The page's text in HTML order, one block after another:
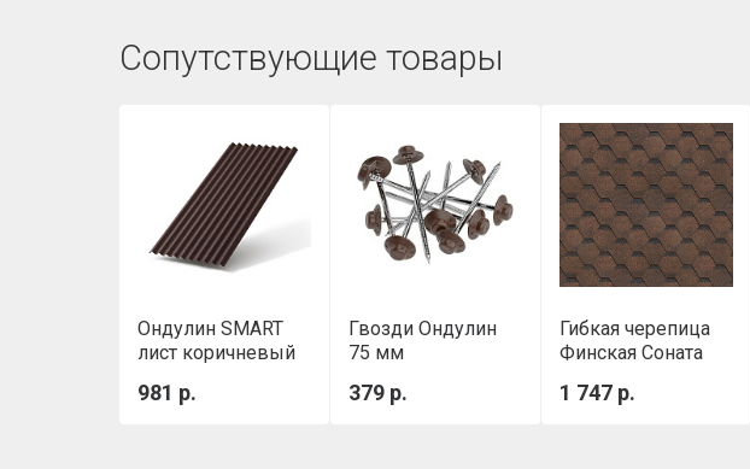
Сопутствующие товары
Ондулин SMART
лист коричневый
981 р.
Гвозди Ондулин
75 мм
379 р.
Гибкая черепица
Финская Соната
SHINGLAS
1 747 р.